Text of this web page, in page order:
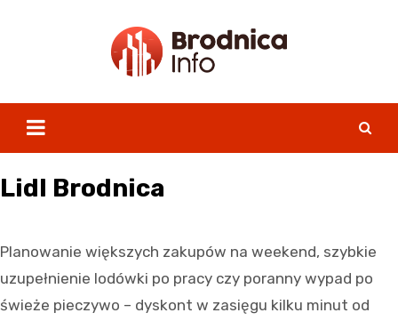
Lidl Brodnica
Planowanie większych zakupów na weekend, szybkie
uzupełnienie lodówki po pracy czy poranny wypad po
świeże pieczywo – dyskont w zasięgu kilku minut od